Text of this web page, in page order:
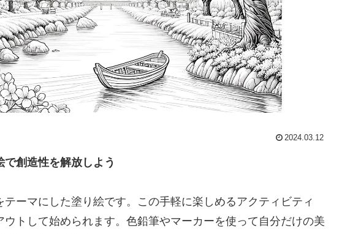
2024.03.12
創造性を解放しよう
ーマにした塗り絵です。この手軽に楽しめるアクティビティ
トして始められます。色鉛筆やマーカーを使って自分だけの美